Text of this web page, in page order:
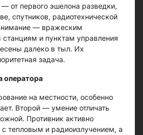
от первого эшелона разведки,
спутников, радиотехнической
— вражеским
и пунктам управления
далеко в тыл. Их
задача.
оператора
на местности, особенно
Второй — умение отличать
Противник активно
тепловым и радиоизлучением, а